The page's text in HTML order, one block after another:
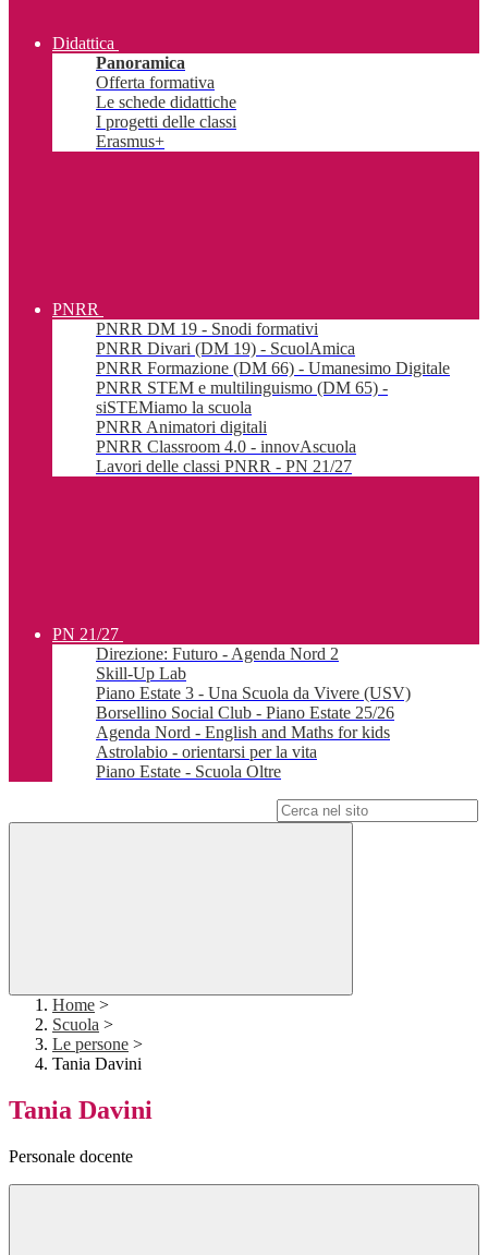
Didattica
Panoramica
Offerta formativa
Le schede didattiche
I progetti delle classi
Erasmus+
PNRR
PNRR DM 19 - Snodi formativi
PNRR Divari (DM 19) - ScuolAmica
PNRR Formazione (DM 66) - Umanesimo Digitale
PNRR STEM e multilinguismo (DM 65) -
siSTEMiamo la scuola
PNRR Animatori digitali
PNRR Classroom 4.0 - innovAscuola
Lavori delle classi PNRR - PN 21/27
PN 21/27
Direzione: Futuro - Agenda Nord 2
Skill-Up Lab
Piano Estate 3 - Una Scuola da Vivere (USV)
Borsellino Social Club - Piano Estate 25/26
Agenda Nord - English and Maths for kids
Astrolabio - orientarsi per la vita
Piano Estate - Scuola Oltre
Home >
Scuola >
Le persone >
Tania Davini
Tania Davini
Personale docente